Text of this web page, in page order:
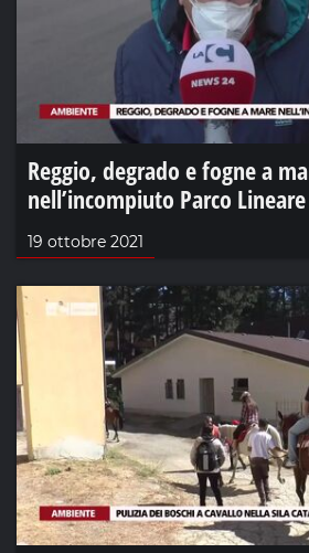
Reggio, degrado e fogne a
nell’incompiuto Parco
19 ottobre 2021